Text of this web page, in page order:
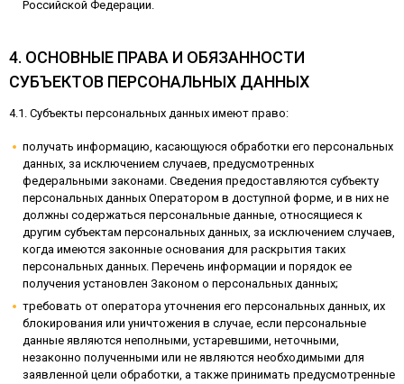
Российской Федерации.
4. ОСНОВНЫЕ ПРАВА И ОБЯЗАННОСТИ
СУБЪЕКТОВ ПЕРСОНАЛЬНЫХ ДАННЫХ
4.1. Субъекты персональных данных имеют право:
получать информацию, касающуюся обработки его персональных
данных, за исключением случаев, предусмотренных
федеральными законами. Сведения предоставляются субъекту
персональных данных Оператором в доступной форме, и в них не
должны содержаться персональные данные, относящиеся к
другим субъектам персональных данных, за исключением случаев,
когда имеются законные основания для раскрытия таких
персональных данных. Перечень информации и порядок ее
получения установлен Законом о персональных данных;
требовать от оператора уточнения его персональных данных, их
блокирования или уничтожения в случае, если персональные
данные являются неполными, устаревшими, неточными,
незаконно полученными или не являются необходимыми для
заявленной цели обработки, а также принимать предусмотренные